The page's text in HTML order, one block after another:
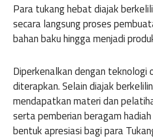
Para tukang hebat diajak
secara langsung proses
bahan baku hingga menjadi
Diperkenalkan dengan
diterapkan. Selain diajak
mendapatkan materi dan
serta pemberian beragam
bentuk apresiasi bagi para